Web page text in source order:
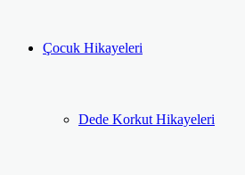
Çocuk Hikayeleri
Dede Korkut Hikayeleri